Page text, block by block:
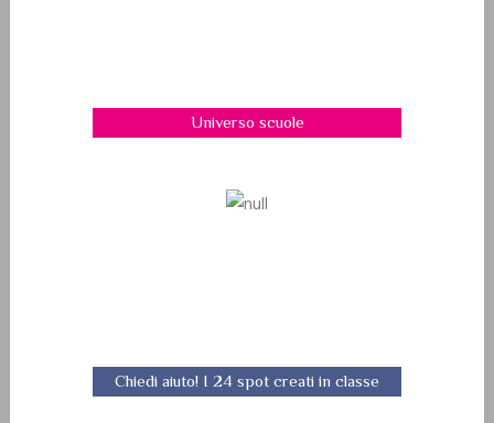
Universo scuole
Chiedi aiuto! I 24 spot creati in classe